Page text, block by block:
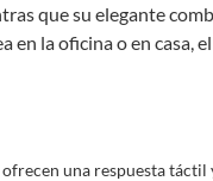
devolver si cambias de
intangibles, licencias,
devolución ingresa a
legal-retail
que su elegante
en la oficina o en casa,
una respuesta táctil